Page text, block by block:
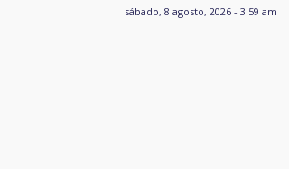
sábado, 8 agosto, 2026 - 3:59 am